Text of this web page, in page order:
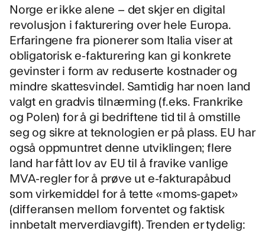
Norge er ikke alene – det skjer en digital
revolusjon i fakturering over hele Europa.
Erfaringene fra pionerer som Italia viser at
obligatorisk e-fakturering kan gi konkrete
gevinster i form av reduserte kostnader og
mindre skattesvindel. Samtidig har noen land
valgt en gradvis tilnærming (f.eks. Frankrike
og Polen) for å gi bedriftene tid til å omstille
seg og sikre at teknologien er på plass. EU har
også oppmuntret denne utviklingen; flere
land har fått lov av EU til å fravike vanlige
MVA-regler for å prøve ut e-fakturapåbud
som virkemiddel for å tette «moms-gapet»
(differansen mellom forventet og faktisk
innbetalt merverdiavgift). Trenden er tydelig: